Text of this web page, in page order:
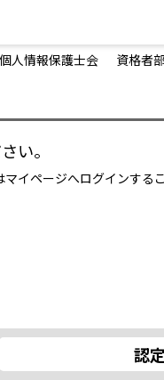
個人情報保護士会 資格者
い。
ページへログインする
認